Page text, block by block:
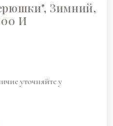
Зимний,
И
уточняйте у